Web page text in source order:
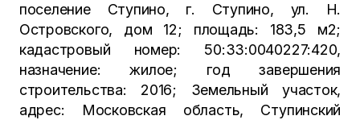
поселение Ступино, г. Ступино, ул. Н.
Островского, дом 12; площадь: 183,5 м2;
кадастровый номер: 50:33:0040227:420,
назначение: жилое; год завершения
строительства: 2016; Земельный участок,
адрес: Московская область, Ступинский